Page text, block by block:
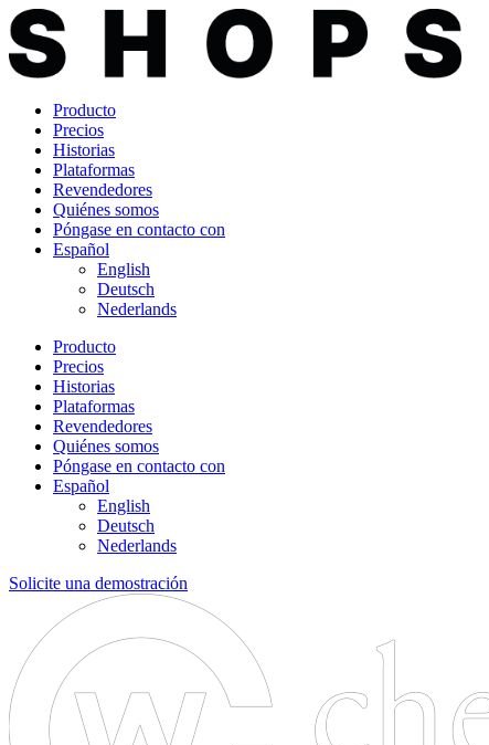
Ir
al
contenido
Producto
Precios
Historias
Plataformas
Revendedores
Quiénes somos
Póngase en contacto con
Español
English
Deutsch
Nederlands
Producto
Precios
Historias
Plataformas
Revendedores
Quiénes somos
Póngase en contacto con
Español
English
Deutsch
Nederlands
Solicite una demostración